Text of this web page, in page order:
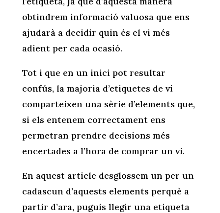
obtindrem informació valuosa que ens
ajudarà a decidir quin és el vi més
adient per cada ocasió.
Tot i que en un inici pot resultar
confús, la majoria d’etiquetes de vi
comparteixen una sèrie d’elements que,
si els entenem correctament ens
permetran prendre decisions més
encertades a l’hora de comprar un vi.
En aquest article desglossem un per un
cadascun d’aquests elements perquè a
partir d’ara, puguis llegir una etiqueta